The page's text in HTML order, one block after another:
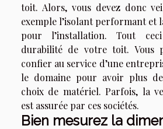
toit. Alors, vous devez donc
exemple l’isolant performant et
pour l’installation. Tout
durabilité de votre toit. Vous
confier au service d’une
le domaine pour avoir plus
choix de matériel. Parfois, la
est assurée par ces sociétés.
Bien mesurez la